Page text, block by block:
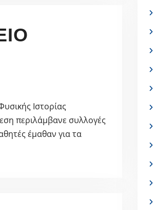
Ιστορίας
περιλάμβανε συλλογές
έμαθαν για τα